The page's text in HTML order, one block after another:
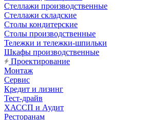
Стеллажи производственные
Стеллажи складские
Столы кондитерские
Столы производственные
Тележки и тележки-шпильки
Шкафы производственные
Проектирование
Монтаж
Сервис
Кредит и лизинг
Тест-драйв
ХАССП и Аудит
Ресторанам